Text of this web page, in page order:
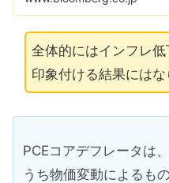
全体的にはインフレ低
印象付ける結果にはな
PCEコアデフレータは
うち物価変動によるも